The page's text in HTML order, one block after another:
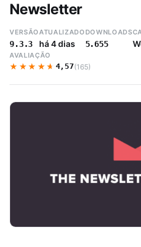
Newsletter
VERSÃO
9.3.3
ATUALIZADO
há 4 dias
DOWNLOADS
5.655
AVALIAÇÃO
★★★★★
★★★★★ 4,57(165)